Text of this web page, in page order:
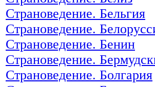
Страноведение. Бельгия
Страноведение.
Страноведение. Бенин
Страноведение.
Страноведение. Болгария